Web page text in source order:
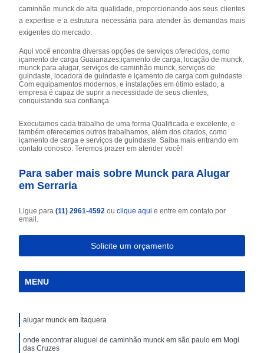
caminhão munck de alta qualidade, proporcionando aos seus clientes
a expertise e a estrutura necessária para atender às demandas mais
exigentes do mercado.
Aqui você encontra diversas opções de serviços oferecidos, como
içamento de carga Guaianazes,içamento de carga, locação de munck,
munck para alugar, serviços de caminhão munck, serviços de
guindaste, locadora de guindaste e içamento de carga com guindaste.
Com equipamentos modernos, e instalações em ótimo estado, a
empresa é capaz de suprir a necessidade de seus clientes,
conquistando sua confiança.
Executamos cada trabalho de uma forma Qualificada e excelente, e
também oferecemos outros trabalhamos, além dos citados, como
içamento de carga e serviços de guindaste. Saiba mais entrando em
contato conosco. Teremos prazer em atender você!
Para saber mais sobre Munck para Alugar
em Serraria
Ligue para(11) 2961-4592ouclique aqui e entre em contato por
email.
Solicite um orçamento
MENU
alugar munck em Itaquera
onde encontrar aluguel de caminhão munck em são paulo em Mogi
das Cruzes